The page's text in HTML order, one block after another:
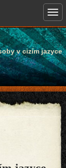
v cizím jazyce